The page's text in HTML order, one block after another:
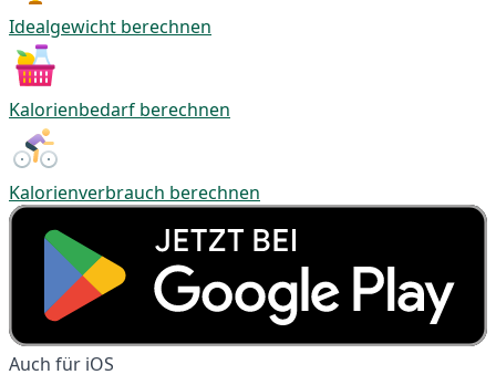
Idealgewicht berechnen
Kalorienbedarf berechnen
Kalorienverbrauch berechnen
Auch für iOS